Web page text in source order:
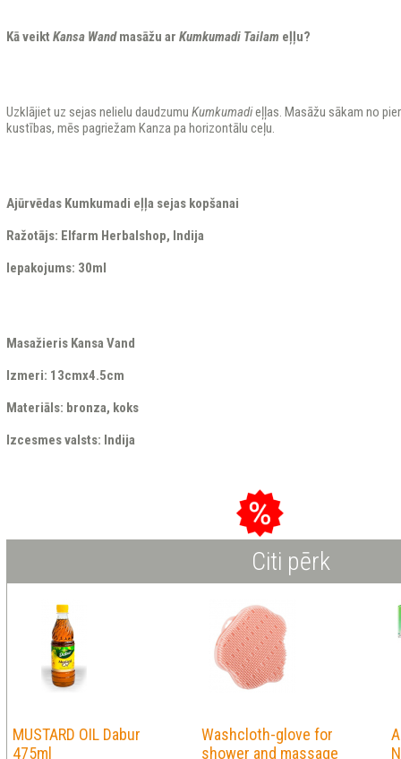
Kā veikt Kansa Wandmasāžu ar Kumkumadi Tailam eļļu?
Uzklājiet uz sejas nelielu daudzumu Kumkumadieļļas. Masāžu sākam no
kustības, mēs pagriežam Kanza pa horizontālu ceļu.
Ajūrvēdas Kumkumadi eļļa sejas kopšanai
Ražotājs: Elfarm Herbalshop, Indija
Iepakojums: 30ml
Masažieris Kansa Vand
Izmeri: 13cmx4.5cm
Materiāls: bronza, koks
Izcesmes valsts: Indija
Citi pērk
MUSTARD OIL Dabur
475ml
Washcloth-glove for
shower and massage